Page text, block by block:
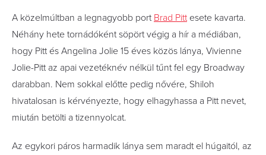
A közelmúltban a legnagyobb port Brad Pittesete kavarta.
Néhány hete tornádóként söpört végig a hír a médiában,
hogy Pitt és Angelina Jolie 15 éves közös lánya, Vivienne
Jolie-Pitt az apai vezetéknév nélkül tűnt fel egy Broadway
darabban. Nem sokkal előtte pedig nővére, Shiloh
hivatalosan is kérvényezte, hogy elhagyhassa a Pitt nevet,
miután betölti a tizennyolcat.
Az egykori páros harmadik lánya sem maradt el húgaitól, az